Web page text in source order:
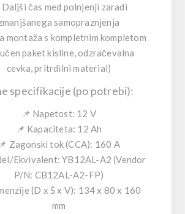
Daljši čas med polnjenji zaradi
samopraznjenja
montaža s kompletnim kompletom
paket kisline, odzračevalna
cevka, pritrdilni material)
specifikacije (po potrebi):
📌 Napetost: 12 V
📌 Kapaciteta: 12 Ah
📌 Zagonski tok (CCA): 160 A
Ekvivalent:YB12AL-A2 (Vendor
P/N: CB12AL-A2-FP)
(D x Š x V): 134 x 80 x 160
mm